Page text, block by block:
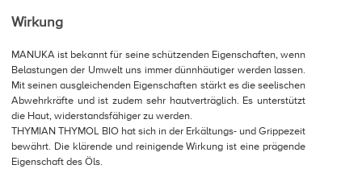
Wirkung
MANUKA ist bekannt für seine schützenden Eigenschaften, wenn
Belastungen der Umwelt uns immer dünnhäutiger werden lassen.
Mit seinen ausgleichenden Eigenschaften stärkt es die seelischen
Abwehrkräfte und ist zudem sehr hautverträglich. Es unterstützt
die Haut, widerstandsfähiger zu werden.
THYMIAN THYMOL BIO hat sich in der Erkältungs- und Grippezeit
bewährt. Die klärende und reinigende Wirkung ist eine prägende
Eigenschaft des Öls.